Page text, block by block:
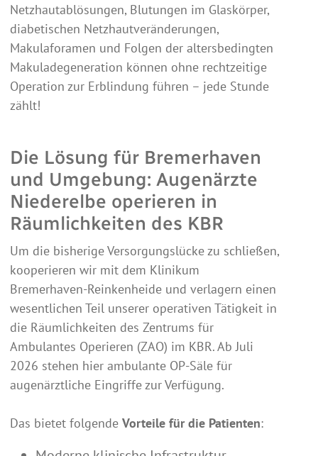
Netzhautablösungen, Blutungen im Glaskörper,
diabetischen Netzhautveränderungen,
Makulaforamen und Folgen der altersbedingten
Makuladegeneration können ohne rechtzeitige
Operation zur Erblindung führen – jede Stunde
zählt!
Die Lösung für Bremerhaven
und Umgebung: Augenärzte
Niederelbe operieren in
Räumlichkeiten des KBR
Um die bisherige Versorgungslücke zu schließen,
kooperieren wir mit dem Klinikum
Bremerhaven-Reinkenheide und verlagern einen
wesentlichen Teil unserer operativen Tätigkeit in
die Räumlichkeiten des Zentrums für
Ambulantes Operieren (ZAO) im KBR. Ab Juli
2026 stehen hier ambulante OP-Säle für
augenärztliche Eingriffe zur Verfügung.
Das bietet folgende Vorteile für die Patienten: